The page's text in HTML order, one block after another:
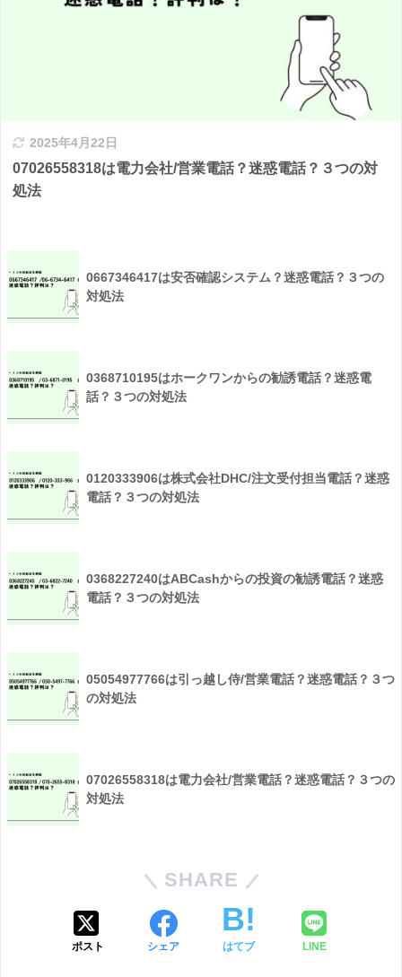
2025年4月22日
07026558318は電力会社/営業電話？迷惑電話？３つの対
処法
0667346417は安否確認システム？迷惑電話？３つの
対処法
0368710195はホークワンからの勧誘電話？迷惑電
話？３つの対処法
0120333906は株式会社DHC/注文受付担当電話？迷惑
電話？３つの対処法
0368227240はABCashからの投資の勧誘電話？迷惑
電話？３つの対処法
05054977766は引っ越し侍/営業電話？迷惑電話？３つ
の対処法
07026558318は電力会社/営業電話？迷惑電話？３つの
対処法
SHARE
ポスト シェア はてブ LINE